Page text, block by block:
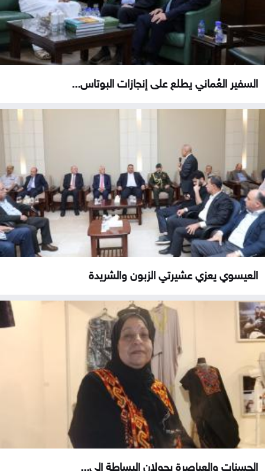
السفير العُماني يطلع على إنجازات البوتاس...
العيسوي يعزي عشيرتي الزبون والشريدة
الحسنات والعياصرة يحولان البساطة إلى...